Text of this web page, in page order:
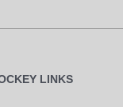
LINKS